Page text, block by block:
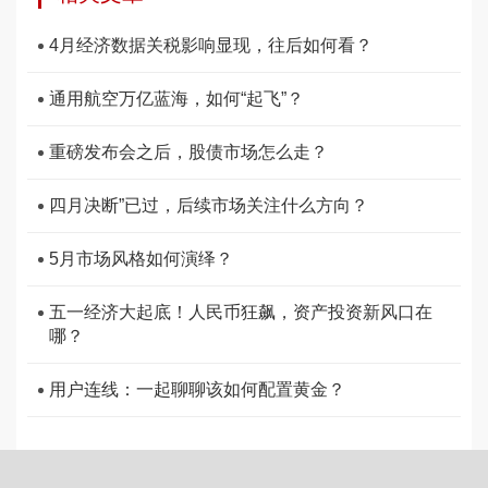
4月经济数据关税影响显现，往后如何看？
通用航空万亿蓝海，如何“起飞”？
重磅发布会之后，股债市场怎么走？
四月决断”已过，后续市场关注什么方向？
5月市场风格如何演绎？
五一经济大起底！人民币狂飙，资产投资新风口在
哪？
用户连线：一起聊聊该如何配置黄金？